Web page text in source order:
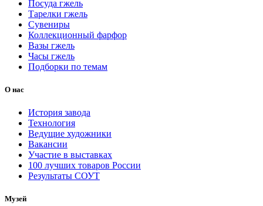
Посуда гжель
Тарелки гжель
Сувениры
Коллекционный фарфор
Вазы гжель
Часы гжель
Подборки по темам
О нас
История завода
Технология
Ведущие художники
Вакансии
Участие в выставках
100 лучших товаров России
Результаты СОУТ
Музей